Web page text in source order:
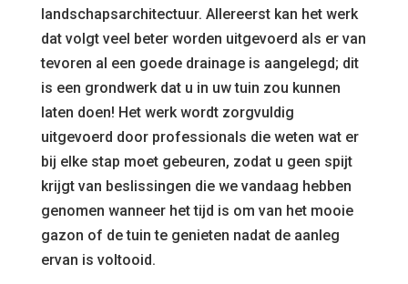
landschapsarchitectuur. Allereerst kan het werk
dat volgt veel beter worden uitgevoerd als er van
tevoren al een goede drainage is aangelegd; dit
is een grondwerk dat u in uw tuin zou kunnen
laten doen! Het werk wordt zorgvuldig
uitgevoerd door professionals die weten wat er
bij elke stap moet gebeuren, zodat u geen spijt
krijgt van beslissingen die we vandaag hebben
genomen wanneer het tijd is om van het mooie
gazon of de tuin te genieten nadat de aanleg
ervan is voltooid.